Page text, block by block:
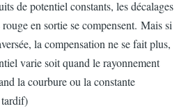
de potentiel constants, les décalages
en sortie se compensent. Mais si
la compensation ne se fait plus,
varie soit quand le rayonnement
la courbure ou la constante